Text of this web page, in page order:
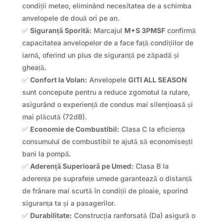
condiții meteo, eliminând necesitatea de a schimba
anvelopele de două ori pe an.
✅ Siguranță Sporită: Marcajul M+S 3PMSFconfirmă
capacitatea anvelopelor de a face față condițiilor de
iarnă, oferind un plus de siguranță pe zăpadă și
gheață.
✅ Confort la Volan: Anvelopele GITI ALL SEASON
sunt concepute pentru a reduce zgomotul la rulare,
asigurând o experiență de condus mai silențioasă și
mai plăcută (72dB).
✅ Economie de Combustibil: Clasa C la eficiența
consumului de combustibil te ajută să economisești
bani la pompă.
✅ Aderență Superioară pe Umed: Clasa B la
aderența pe suprafețe umede garantează o distanță
de frânare mai scurtă în condiții de ploaie, sporind
siguranța ta și a pasagerilor.
✅ Durabilitate: Construcția ranforsată (Da) asigură o